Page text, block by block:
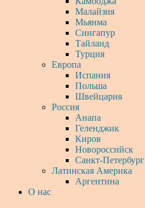
Малайзия
Мьянма
Сингапур
Тайланд
Турция
Европа
Испания
Польша
Швейцария
Россия
Анапа
Геленджик
Киров
Новороссийск
Санкт-Петербург
Латинская Америка
Аргентина
О нас